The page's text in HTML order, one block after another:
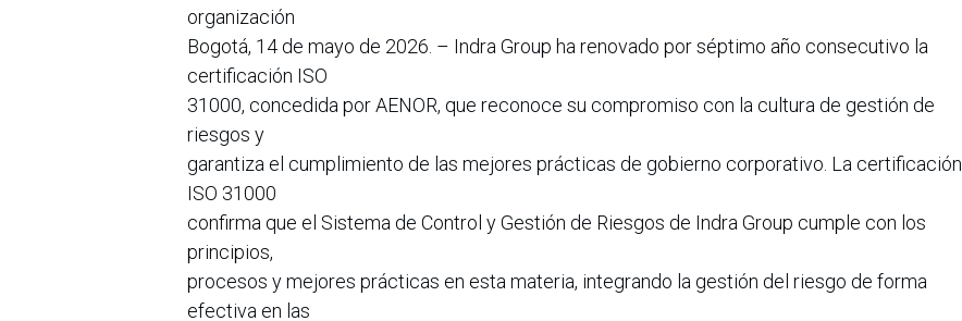
organización
Bogotá, 14 de mayo de 2026. – Indra Group ha renovado por séptimo año consecutivo la
certificación ISO
31000, concedida por AENOR, que reconoce su compromiso con la cultura de gestión de
riesgos y
garantiza el cumplimiento de las mejores prácticas de gobierno corporativo. La certificación
ISO 31000
confirma que el Sistema de Control y Gestión de Riesgos de Indra Group cumple con los
principios,
procesos y mejores prácticas en esta materia, integrando la gestión del riesgo de forma
efectiva en las